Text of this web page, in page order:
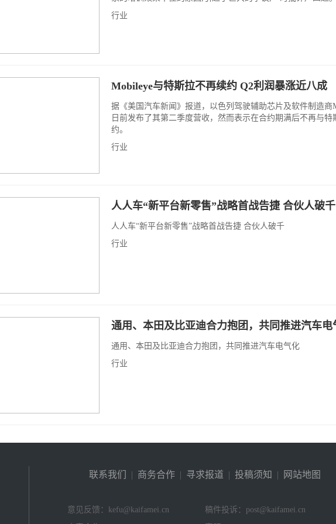
行业
Mobileye与特斯拉不再续约 Q2利润暴涨近八成
据《美国汽车新闻》报道，以色列驾驶辅助芯片及软件制造商
日前发布了其第二季度营收，然而表示在合约期满后不再与特
约。
行业
人人车“新平台新零售”战略首战告捷 合伙人破千
人人车“新平台新零售”战略首战告捷 合伙人破千
行业
通用、本田及比亚迪合力抱团，共同推进汽车电
通用、本田及比亚迪合力抱团，共同推进汽车电气化
行业
联系我们 | 商务合作 | 寻求报道 | 投稿须知 | 网站地图
意见反馈：kefu@kaifamei.cn
稿件投诉：post@kaifamei.cn